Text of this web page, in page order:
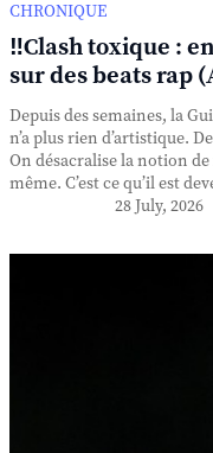
CHRONIQUE
‼️Clash toxique :
sur des beats rap
Depuis des semaines, la
n’a plus rien d’artistique.
On désacralise la notion de
même. C’est ce qu’il est
28 July, 2026